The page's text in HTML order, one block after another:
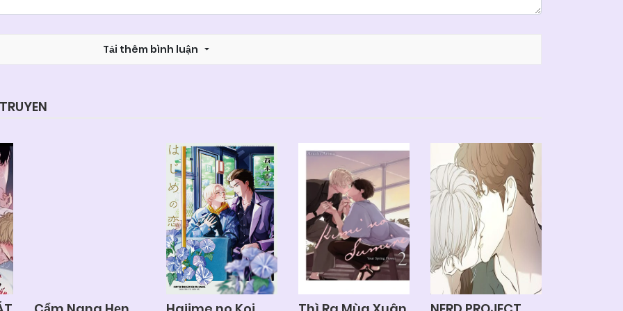
Chapter 29
Chapter 25 25/06/2026
Chapter 23 (H) 25/06/2026
Chapter 21 25/06/2026
Chapter 19 25/06/2026
Tải thêm bình luận